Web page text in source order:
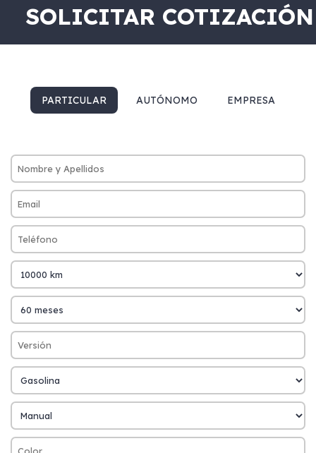
SOLICITAR COTIZACIÓN
PARTICULAR AUTÓNOMO EMPRESA